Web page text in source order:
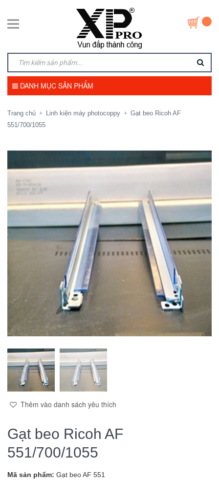
DANH MỤC SẢN PHẨM
Trang chủ + Linh kiện máy photocoppy + Gạt beo Ricoh AF
551/700/1055
Thêm vào danh sách yêu thích
Gạt beo Ricoh AF
551/700/1055
Mã sản phẩm: Gạt beo AF 551